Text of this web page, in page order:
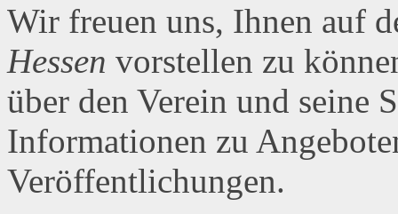
Wir freuen uns, Ihnen auf
Hessen vorstellen zu
über den Verein und seine
Informationen zu
Veröffentlichungen.